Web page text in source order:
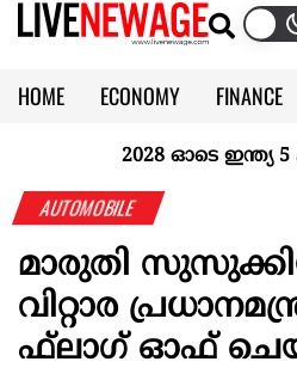
HOME ECONOMY FINANCE
KERALA @70
2028 ഓടെ ഇന്ത്യ 5
AUTOMOBILE
മാരുതി
വിറ്റാര
ഫ്‌ലാഗ് ഓഫ്